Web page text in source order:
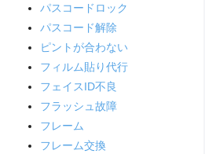
パスコードロック
パスコード解除
ピントが合わない
フィルム貼り代行
フェイスID不良
フラッシュ故障
フレーム
フレーム交換